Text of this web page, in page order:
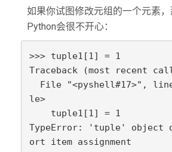
如果你试图修改元组的一个元素，
Python会很不开心：
>>> tuple1[1] = 1
Traceback (most recent
le>
TypeError: 'tuple' object
ort item assignment